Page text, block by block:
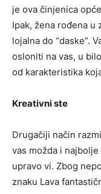
je ova činjenica
Ipak, žena rođena u
lojalna do “daske”.
osloniti na vas, u
od karakteristika
Kreativni ste
Drugačiji način
vas možda i
upravo vi. Zbog
znaku Lava